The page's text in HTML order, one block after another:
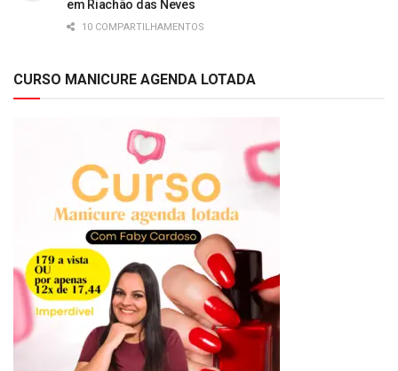
em Riachão das Neves
10 COMPARTILHAMENTOS
CURSO MANICURE AGENDA LOTADA